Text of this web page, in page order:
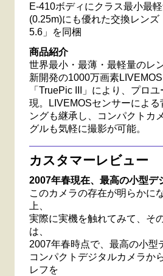
E-410ボディにクラス最小最
(0.25m)にも優れた交換レン
5.6」を同梱
商品紹介
世界最小・最薄・最軽量のレ
新開発の1000万画素
「TruePic III」により、プロ
現。LIVEMOSセンサーによ
ングも継承し、コンパクトカ
グルも気軽に撮影が可能。
カスタマーレビュー
2007年春現在、最高の小型デ
このカメラの存在が明らかに
上、
実際に実機を触れてみて、そ
は、
2007年春時点で、最高の小型
コンパクトデジタルカメラか
レフを